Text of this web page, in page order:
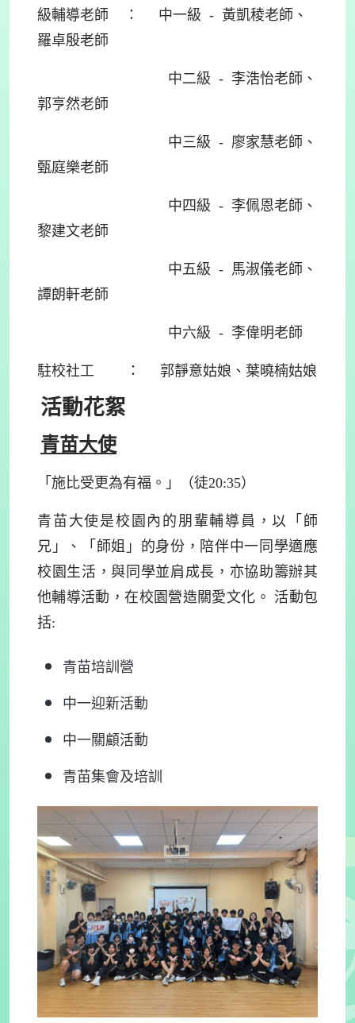
級輔導老師 ： 中一級 - 黃凱稜老師、
羅卓殷老師
中二級 - 李浩怡老師、
郭亨然老師
中三級 - 廖家慧老師、
甄庭樂老師
中四級 - 李佩恩老師、
黎建文老師
中五級 - 馬淑儀老師、
譚朗軒老師
中六級 - 李偉明老師
駐校社工 ： 郭靜意姑娘、葉曉楠姑娘
活動花絮
青苗大使
「施比受更為有福。」（徒20:35）
青苗大使是校園內的朋輩輔導員，以「師
兄」、「師姐」的身份，陪伴中一同學適應
校園生活，與同學並肩成長，亦協助籌辦其
他輔導活動，在校園營造關愛文化。 活動包
括:
青苗培訓營
中一迎新活動
中一關顧活動
青苗集會及培訓